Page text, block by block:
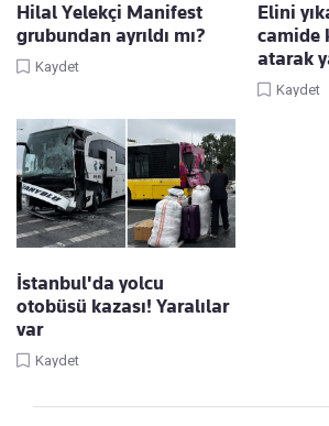
Hilal Yelekçi Manifest
grubundan ayrıldı mı?
Kaydet
Elini
camide
atarak
Kaydet
İstanbul'da yolcu
otobüsü kazası! Yaralılar
var
Kaydet